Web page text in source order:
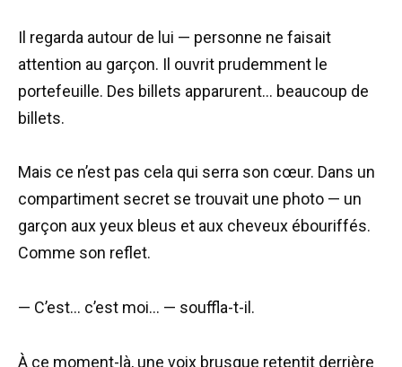
Il regarda autour de lui — personne ne faisait
attention au garçon. Il ouvrit prudemment le
portefeuille. Des billets apparurent… beaucoup de
billets.
Mais ce n’est pas cela qui serra son cœur. Dans un
compartiment secret se trouvait une photo — un
garçon aux yeux bleus et aux cheveux ébouriffés.
Comme son reflet.
— C’est… c’est moi… — souffla-t-il.
À ce moment-là, une voix brusque retentit derrière